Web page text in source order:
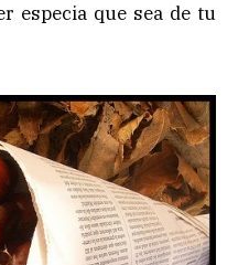
especia que sea de tu